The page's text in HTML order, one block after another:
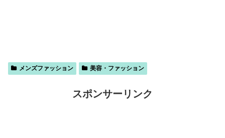
メンズファッション 美容・ファッション
スポンサーリンク